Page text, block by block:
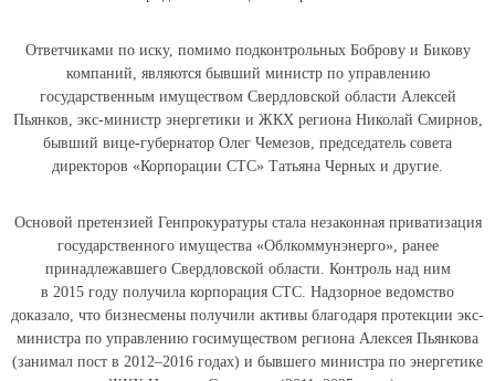
Ответчиками по иску, помимо подконтрольных Боброву и Бикову
компаний, являются бывший министр по управлению
государственным имуществом Свердловской области Алексей
Пьянков, экс-министр энергетики и ЖКХ региона Николай Смирнов,
бывший вице-губернатор Олег Чемезов, председатель совета
директоров «Корпорации СТС» Татьяна Черных и другие.
Основой претензией Генпрокуратуры стала незаконная приватизация
государственного имущества «Облкоммунэнерго», ранее
принадлежавшего Свердловской области. Контроль над ним
в 2015 году получила корпорация СТС. Надзорное ведомство
доказало, что бизнесмены получили активы благодаря протекции экс-
министра по управлению госимуществом региона Алексея Пьянкова
(занимал пост в 2012–2016 годах) и бывшего министра по энергетике